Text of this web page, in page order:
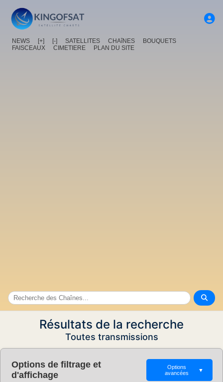
NEWS [+] [-] SATELLITES CHAîNES
BOUQUETS
FAISCEAUX
CIMETIERE PLAN DU SITE
Résultats de la recherche
Toutes transmissions
Options de filtrage et
d'affichage
Options
avancées
▼